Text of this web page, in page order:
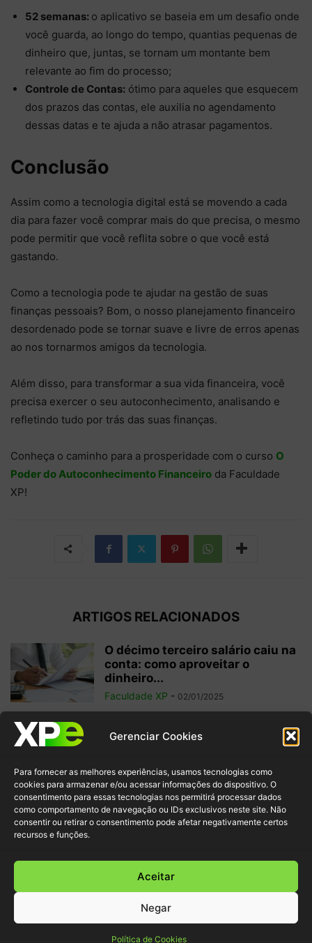
Gerenciar Cookies
Para fornecer as melhores experiências, usamos tecnologias como
cookies para armazenar e/ou acessar informações do dispositivo. O
consentimento para essas tecnologias nos permitirá processar dados
como comportamento de navegação ou IDs exclusivos neste site. Não
consentir ou retirar o consentimento pode afetar negativamente certos
recursos e funções.
Aceitar
Negar
Política de Cookies
52 semanas: o aplicativo se baseia em um desafio onde
você guarda, ao longo do tempo, quantias pequenas de
dinheiro que, juntas, se tornam um montante bem
relevante ao fim do processo;
Controle de Contas: ótimo para aqueles que esquecem
dos prazos das contas, ele auxilia no agendamento
dessas datas e te ajuda a não atrasar pagamentos.
Conclusão
Assim como a tecnologia digital está se movendo a cada
dia para fazer você comprar mais do que precisa, o mesmo
pode permitir que você reflita sobre o que você está
gastando.
Como a tecnologia pode te ajudar na gestão de suas
finanças pessoais? Bom, o nosso planejamento financeiro
desordenado pode se tornar suave e livre de erros apenas
ao nos tornarmos amigos da tecnologia.
Além disso, para transformar a sua vida financeira, você
precisa exercer o seu autoconhecimento, analisando e
refletindo tudo por trás das suas finanças.
Conheça o caminho para a prosperidade com o curso O
Poder do Autoconhecimento Financeiro da Faculdade
XP!
ARTIGOS RELACIONADOS
O décimo terceiro salário caiu na
conta: como aproveitar o
dinheiro...
Faculdade XP - 02/01/2025
Investimentos internacionais:
vale a pena investir fora do
Faculdade XP - 04/10/2024
Criptomoedas: regulamentações
e inovação para garantir
© XP Educação 2022